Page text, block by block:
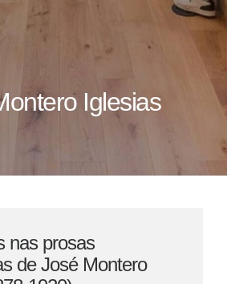
Iglesias
nas prosas
de José Montero